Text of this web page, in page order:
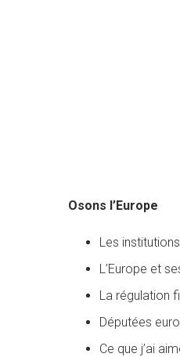
Osons l’Europe
Les
L’Europe et
La régulation
Députées
Ce que j’ai